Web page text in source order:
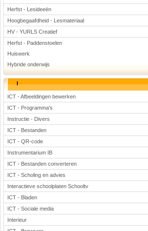
Herfst - Lesideeën
Hoogbegaafdheid - Lesmateriaal
HV - YURLS Creatief
Herfst - Paddenstoelen
Huiswerk
Hybride onderwijs
I
ICT - Afbeeldingen bewerken
ICT - Programma's
Instructie - Divers
ICT - Bestanden
ICT - QR-code
Instrumentarium IB
ICT - Bestanden converteren
ICT - Scholing en advies
Interactieve schoolplaten Schooltv
ICT - Bladen
ICT - Sociale media
Interieur